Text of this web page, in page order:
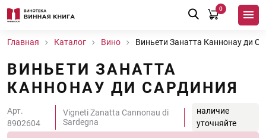
0
Главная Каталог Вино Виньети Занатта Каннонау ди
ВИНЬЕТИ ЗАНАТТА
КАННОНАУ ДИ САРДИНИЯ
Арт.
8902604
Vigneti Zanatta Cannonau di
Sardegna
наличие
уточняйте